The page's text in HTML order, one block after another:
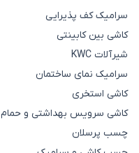
سرامیک کف پذیرایی
کاشی بین کابینتی
شیرآلات KWC
سرامیک نمای ساختمان
کاشی استخری
کاشی سرویس بهداشتی و حمام
چسب پرسلان